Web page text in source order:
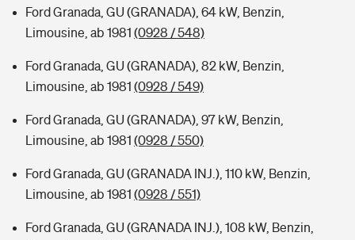
Ford Granada, GU (GRANADA), 64 kW, Benzin,
Limousine, ab 1981 (0928 / 548)
Ford Granada, GU (GRANADA), 82 kW, Benzin,
Limousine, ab 1981 (0928 / 549)
Ford Granada, GU (GRANADA), 97 kW, Benzin,
Limousine, ab 1981 (0928 / 550)
Ford Granada, GU (GRANADA INJ.), 110 kW, Benzin,
Limousine, ab 1981 (0928 / 551)
Ford Granada, GU (GRANADA INJ.), 108 kW, Benzin,